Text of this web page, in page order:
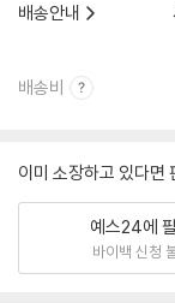
배송안내
배송비
이미 소장하고 있다면
예스24에
바이백 신청